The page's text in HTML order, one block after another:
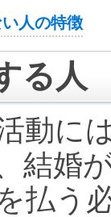
人の特徴
る人
動に
結婚
払う